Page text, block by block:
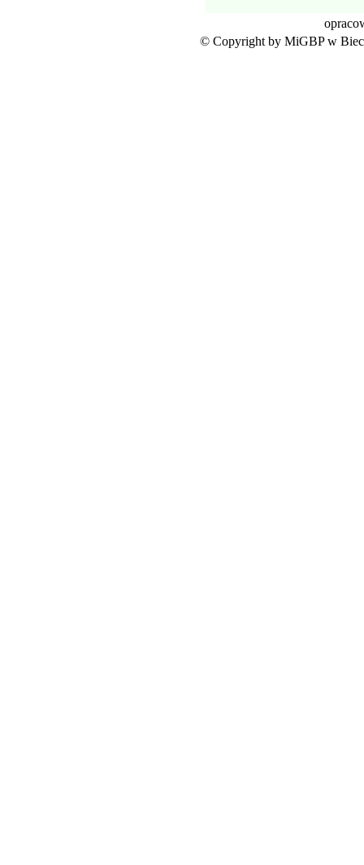
© Copyright by MiGBP w